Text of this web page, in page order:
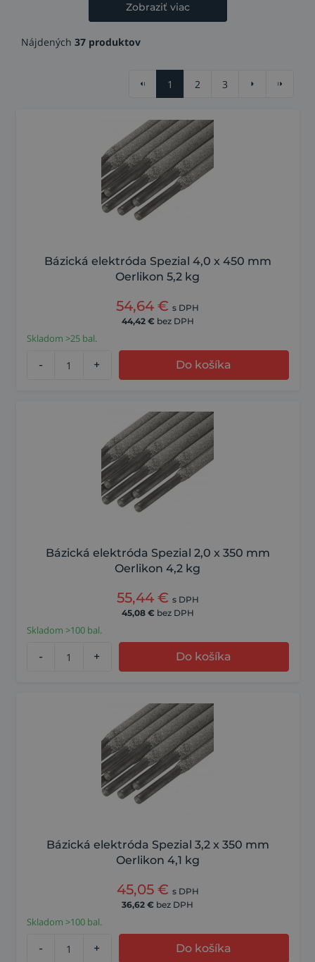
Zobraziť viac
Nájdených 37 produktov
1 2 3
Bázická elektróda Spezial 4,0 x 450 mm
Oerlikon 5,2 kg
54,64 € s DPH
44,42 € bez DPH
Skladom >25 bal.
- + Do košíka
Bázická elektróda Spezial 2,0 x 350 mm
Oerlikon 4,2 kg
55,44 € s DPH
45,08 € bez DPH
Skladom >100 bal.
- + Do košíka
Bázická elektróda Spezial 3,2 x 350 mm
Oerlikon 4,1 kg
45,05 € s DPH
36,62 € bez DPH
Skladom >100 bal.
- + Do košíka